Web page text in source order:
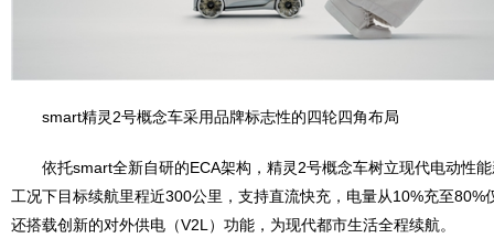
smart精灵2号概念车采用品牌标志性的四轮四角布局
依托smart全新自研的ECA架构，精灵2号概念车树立现代电动性
工况下目标续航里程近300公里，支持直流快充，电量从10%充至80%
还搭载创新的对外供电（V2L）功能，为现代都市生活全程续航。